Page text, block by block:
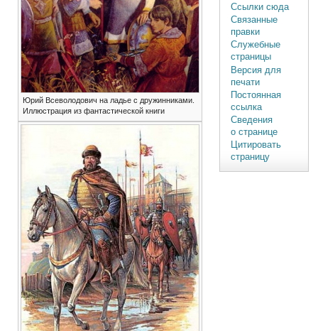
Юрий Всеволодович на ладье с дружинниками.
Иллюстрация из фантастической книги
Ссылки сюда
Связанные
правки
Служебные
страницы
Версия для
печати
Постоянная
ссылка
Сведения
о странице
Цитировать
страницу